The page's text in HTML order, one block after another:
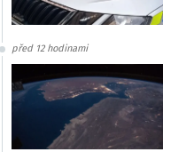
před 12 hodinami